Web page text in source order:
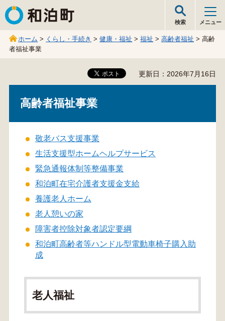
和泊町
検索 メニュー
ホーム > くらし・手続き >健康・福祉 >福祉 >高齢者福祉 > 高齢
者福祉事業
更新日：2026年7月16日
高齢者福祉事業
敬老バス支援事業
生活支援型ホームヘルプサービス
緊急通報体制等整備事業
和泊町在宅介護者支援金支給
養護老人ホーム
老人憩いの家
障害者控除対象者認定要綱
和泊町高齢者等ハンドル型電動車椅子購入助
成
老人福祉